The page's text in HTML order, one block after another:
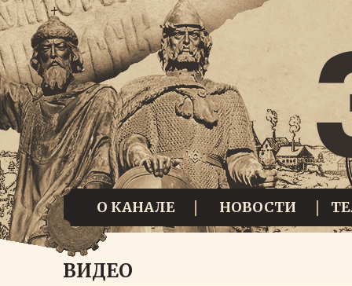
О КАНАЛЕ НОВОСТИ
ВИДЕО